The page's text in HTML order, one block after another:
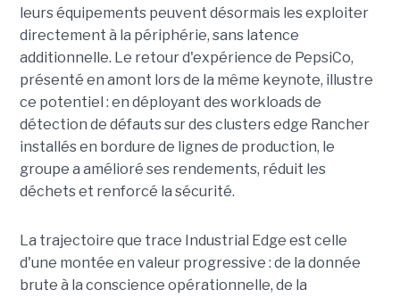
leurs équipements peuvent désormais les exploiter
directement à la périphérie, sans latence
additionnelle. Le retour d'expérience de PepsiCo,
présenté en amont lors de la même keynote, illustre
ce potentiel : en déployant des workloads de
détection de défauts sur des clusters edge Rancher
installés en bordure de lignes de production, le
groupe a amélioré ses rendements, réduit les
déchets et renforcé la sécurité.
La trajectoire que trace Industrial Edge est celle
d'une montée en valeur progressive : de la donnée
brute à la conscience opérationnelle, de la